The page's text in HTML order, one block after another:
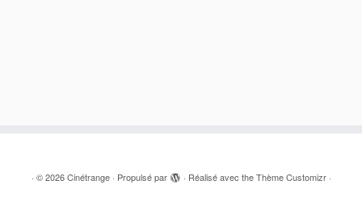
· © 2026 Cinétrange· Propulsé par · Réalisé avec theThème Customizr·